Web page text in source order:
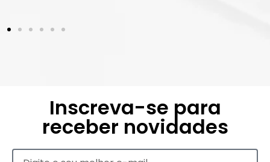
Inscreva-se para
receber novidades